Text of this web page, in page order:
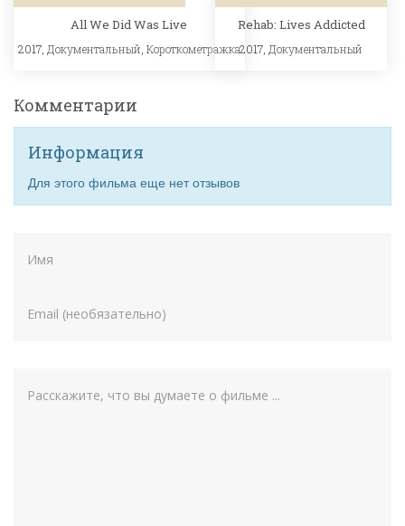
All We Did Was Live
2017, Документальный Короткометражка
Rehab: Lives Addicted
2017, Документальный
Комментарии
Информация
Для этого фильма еще нет отзывов